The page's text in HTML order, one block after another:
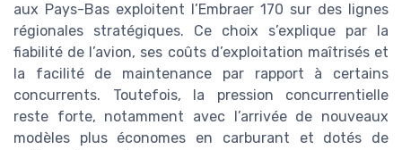
aux Pays-Bas exploitent l’Embraer 170 sur des lignes
régionales stratégiques. Ce choix s’explique par la
fiabilité de l’avion, ses coûts d’exploitation maîtrisés et
la facilité de maintenance par rapport à certains
concurrents. Toutefois, la pression concurrentielle
reste forte, notamment avec l’arrivée de nouveaux
modèles plus économes en carburant et dotés de